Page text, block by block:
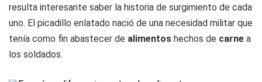
resulta interesante saber la historia de surgimiento de cada
uno. El picadillo enlatado nació de una necesidad militar que
tenía como fin abastecer de alimentos hechos de carne a
los soldados.